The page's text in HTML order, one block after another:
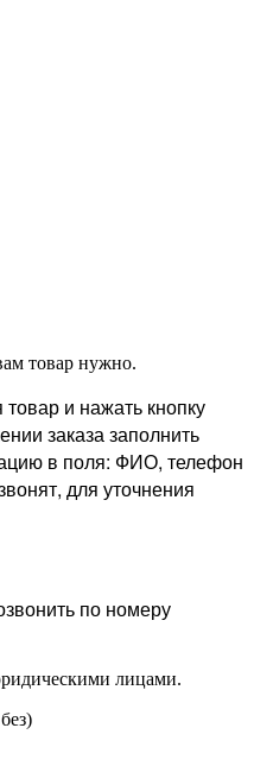
товар нужно.
и нажать кнопку
заказа заполнить
в поля: ФИО, телефон
для уточнения
по номеру
лицами.